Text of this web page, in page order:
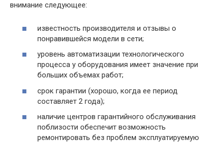
внимание следующее:
известность производителя и отзывы о
понравившейся модели в сети;
уровень автоматизации технологического
процесса у оборудования имеет значение при
больших объемах работ;
срок гарантии (хорошо, когда ее период
составляет 2 года);
наличие центров гарантийного обслуживания
поблизости обеспечит возможность
ремонтировать без проблем эксплуатируемую